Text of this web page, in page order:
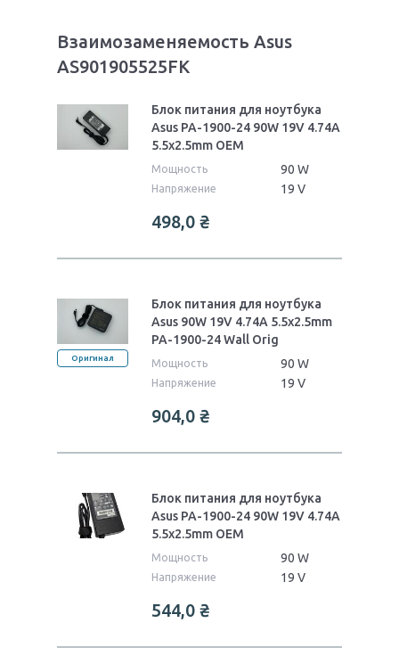
Взаимозаменяемость Asus
AS901905525FK
Блок питания для ноутбука
Asus PA-1900-24 90W 19V 4.74A
5.5x2.5mm OEM
Мощность 90 W
Напряжение 19 V
498,0 ₴
Оригинал
Блок питания для ноутбука
Asus 90W 19V 4.74A 5.5x2.5mm
PA-1900-24 Wall Orig
Мощность 90 W
Напряжение 19 V
904,0 ₴
Блок питания для ноутбука
Asus PA-1900-24 90W 19V 4.74A
5.5x2.5mm OEM
Мощность 90 W
Напряжение 19 V
544,0 ₴